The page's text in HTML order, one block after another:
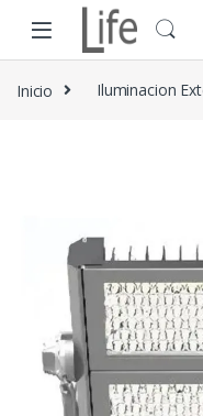
Skip to navigation
Skip to content
Inicio Iluminacion